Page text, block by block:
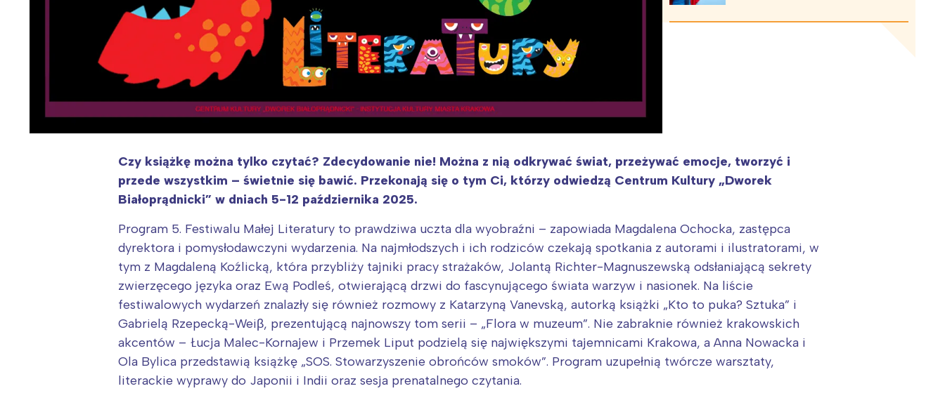
Czy książkę można tylko czytać? Zdecydowanie nie! Można z nią odkrywać świat, przeżywać emocje, tworzyć i
przede wszystkim – świetnie się bawić. Przekonają się o tym Ci, którzy odwiedzą Centrum Kultury „Dworek
Białoprądnicki” w dniach 5-12 października 2025.
Program 5. Festiwalu Małej Literatury to prawdziwa uczta dla wyobraźni – zapowiada Magdalena Ochocka, zastępca
dyrektora i pomysłodawczyni wydarzenia. Na najmłodszych i ich rodziców czekają spotkania z autorami i ilustratorami, w
tym z Magdaleną Koźlicką, która przybliży tajniki pracy strażaków, Jolantą Richter-Magnuszewską odsłaniającą sekrety
zwierzęcego języka oraz Ewą Podleś, otwierającą drzwi do fascynującego świata warzyw i nasionek. Na liście
festiwalowych wydarzeń znalazły się również rozmowy z Katarzyną Vanevską, autorką książki „Kto to puka? Sztuka” i
Gabrielą Rzepecką-Weiβ, prezentującą najnowszy tom serii – „Flora w muzeum”. Nie zabraknie również krakowskich
akcentów – Łucja Malec-Kornajew i Przemek Liput podzielą się największymi tajemnicami Krakowa, a Anna Nowacka i
Ola Bylica przedstawią książkę „SOS. Stowarzyszenie obrońców smoków”. Program uzupełnią twórcze warsztaty,
literackie wyprawy do Japonii i Indii oraz sesja prenatalnego czytania.